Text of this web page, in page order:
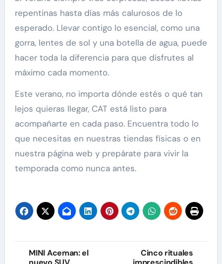
repentinas hasta días más calurosos de lo
esperado. Llevar contigo lo esencial, como una
gorra, lentes de sol y una botella de agua, puede
hacer toda la diferencia para que disfrutes al
máximo cada momento.
Este verano, no importa dónde estés o qué tan
lejos quieras llegar, CAT está listo para
acompañarte en cada paso. Encuentra todo lo
que necesitas en nuestras tiendas físicas o en
nuestra página web y prepárate para vivir la
temporada como nunca antes.
Navegación
MINI Aceman: el
Cinco rituales